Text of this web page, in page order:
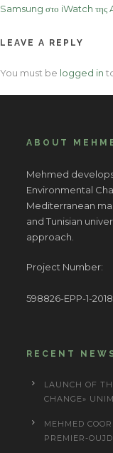
Samsung στο iWatch της
LEAVE A REPLY
You must be logged in
ABOUT
Mehmed
Environmental
Mediterranean
and Tunisian
approach.
Project Number:
598826-EPP-1-
RECENT
LAUNCH OF
CHANGE»
MEHMED
PREMIER-